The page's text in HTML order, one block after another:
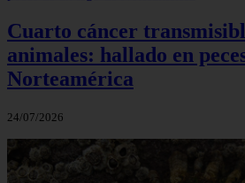
Cuarto cáncer
animales: hallado en
Norteamérica
24/07/2026